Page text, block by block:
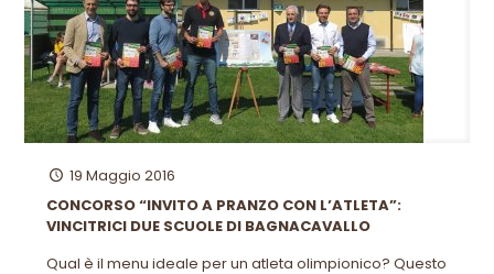
19 Maggio 2016
CONCORSO “INVITO A PRANZO CON L’ATLETA”:
VINCITRICI DUE SCUOLE DI BAGNACAVALLO
Qual è il menu ideale per un atleta olimpionico? Questo